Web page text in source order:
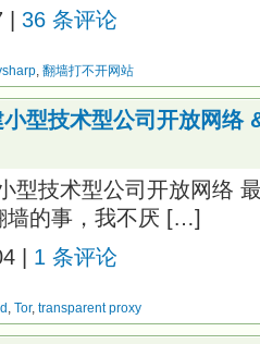
| 36 条评论
, 翻墙打不开网站
型技术型公司开放网络
型技术型公司开放网络
墙的事，我不厌 […]
| 1 条评论
, Tor, transparent proxy